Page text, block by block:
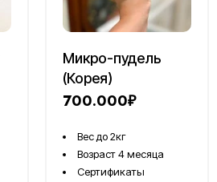
Микро-пудель
(Корея)
700.000₽
Вес до 2кг
Возраст 4 месяца
Сертификаты